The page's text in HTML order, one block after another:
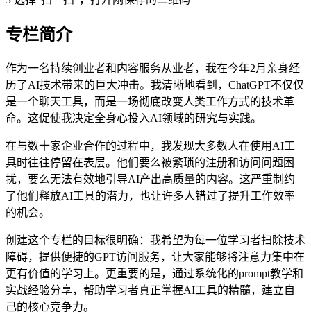
专栏简介
作为一名持续创业者和内容服务从业者，我在今年2月亲身经
历了AI技术带来的巨大冲击。我清晰地看到，ChatGPT不仅仅
是一个聊天工具，而是一场彻底改变人类工作方式的技术革
命。这促使我决定全身心投入AI领域的研究与实践。
在与数十家企业合作的过程中，我发现大多数人在使用AI工
具时往往停留在表层。他们要么被繁琐的注册和访问问题困
扰，要么无法有效地引导AI产出高质量的内容。这严重制约
了他们释放AI工具的潜力，也让许多人错过了提升工作效率
的机会。
创建这个专栏的目标很明确：我希望为每一位学习者扫除技术
障碍，提供便捷的GPT访问服务，让大家能够将注意力集中在
更有价值的学习上。更重要的是，通过系统化的prompt教学和
实战经验分享，帮助学习者真正掌握AI工具的精髓，建立自
己的核心竞争力。